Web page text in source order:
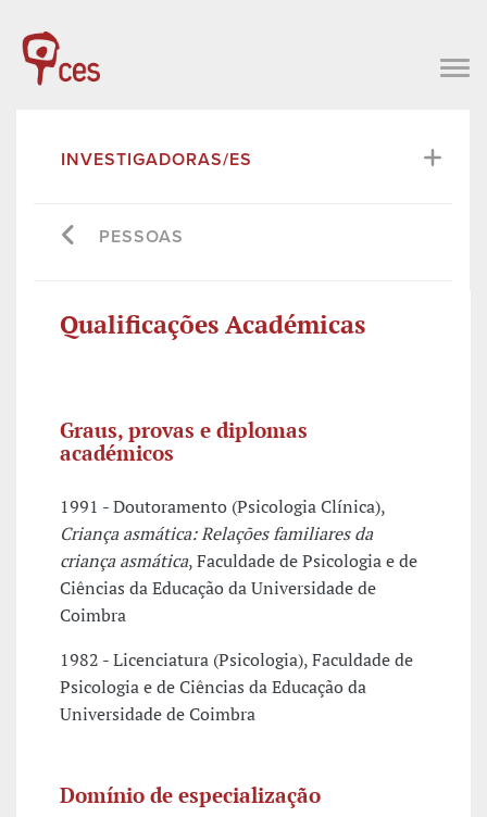
INVESTIGADORAS/ES
PESSOAS
Qualificações Académicas
Graus, provas e diplomas
académicos
1991 - Doutoramento (Psicologia Clínica),
Criança asmática: Relações familiares da
criança asmática, Faculdade de Psicologia e de
Ciências da Educação da Universidade de
Coimbra
1982 - Licenciatura (Psicologia), Faculdade de
Psicologia e de Ciências da Educação da
Universidade de Coimbra
Domínio de especialização